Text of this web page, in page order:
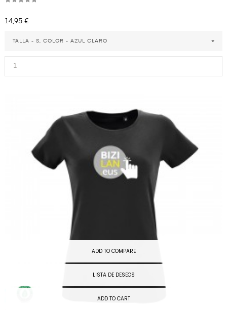
Precio
14,95 €
TALLA - S, COLOR - AZUL CLARO
ADD TO COMPARE
LISTA DE DESEOS
ADD TO CART